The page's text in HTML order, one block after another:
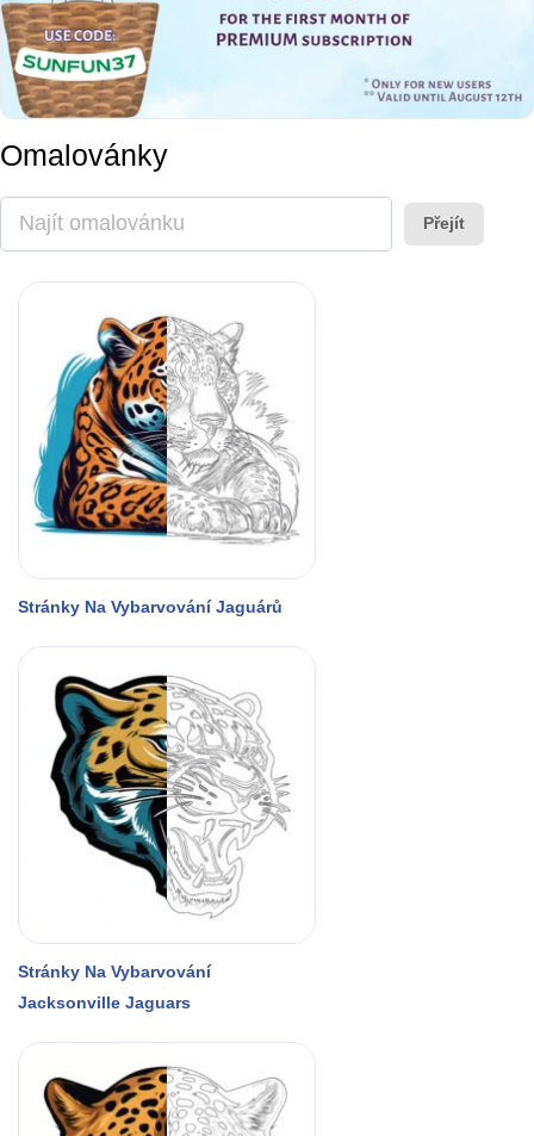
Omalovánky
Přejít
Stránky Na Vybarvování Jaguárů
Stránky Na Vybarvování
Jacksonville Jaguars